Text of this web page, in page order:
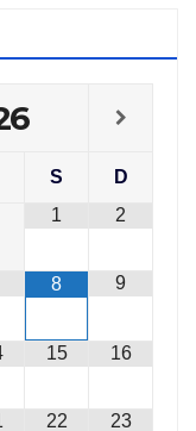
S
D
1
2
8 9
15 16
22 23